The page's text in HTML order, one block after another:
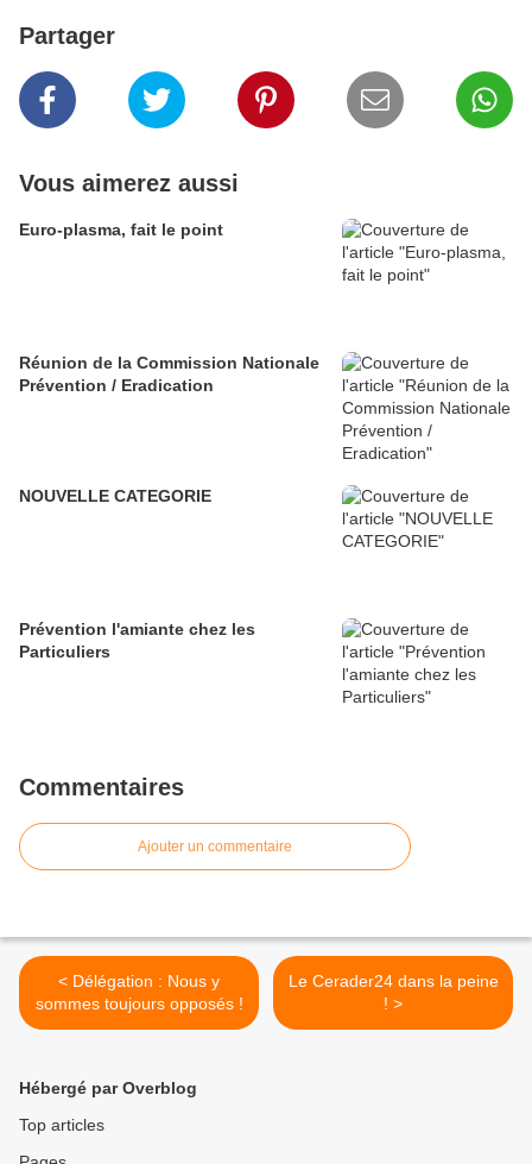
Partager
Vous aimerez aussi
Euro-plasma, fait le point
Réunion de la Commission Nationale
Prévention / Eradication
NOUVELLE CATEGORIE
Prévention l'amiante chez les
Particuliers
Commentaires
Ajouter un commentaire
< Délégation : Nous y
sommes toujours opposés !
Le Cerader24 dans la peine
! >
Hébergé par Overblog
Top articles